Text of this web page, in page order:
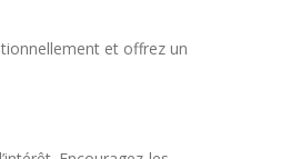
et offrez un